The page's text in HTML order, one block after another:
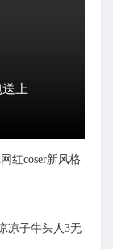
上
红coser新风格
凉子牛头人3无